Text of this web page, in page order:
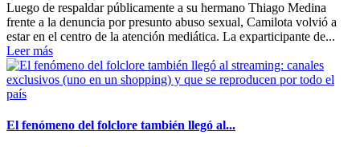
Luego de respaldar públicamente a su hermano Thiago Medina
frente a la denuncia por presunto abuso sexual, Camilota volvió a
estar en el centro de la atención mediática. La exparticipante de...
Leer más
El fenómeno del folclore también llegó al...